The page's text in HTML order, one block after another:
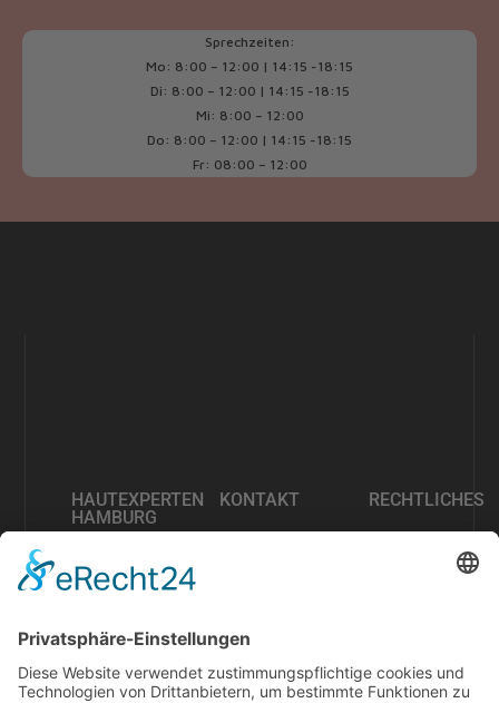
Sprechzeiten:
Mo: 8:00 – 12:00 | 14:15 -18:15
Di: 8:00 – 12:00 | 14:15 -18:15
Mi: 8:00 – 12:00
Do: 8:00 – 12:00 | 14:15 -18:15
Fr: 08:00 – 12:00
HAUTEXPERTEN
HAMBURG
KONTAKT
Landstraße
31, 22111
Hamburg
RECHTLICHES